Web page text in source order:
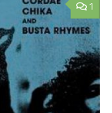
1